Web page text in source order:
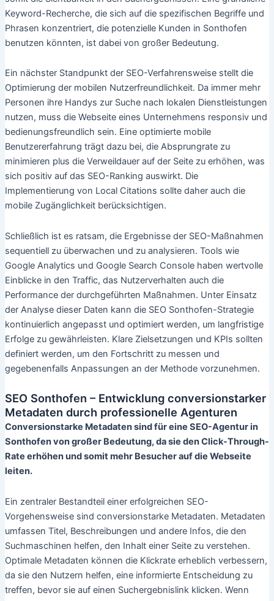
Keyword-Recherche, die sich auf die spezifischen Begriffe und
Phrasen konzentriert, die potenzielle Kunden in Sonthofen
benutzen könnten, ist dabei von großer Bedeutung.
Ein nächster Standpunkt der SEO-Verfahrensweise stellt die
Optimierung der mobilen Nutzerfreundlichkeit. Da immer mehr
Personen ihre Handys zur Suche nach lokalen Dienstleistungen
nutzen, muss die Webseite eines Unternehmens responsiv und
bedienungsfreundlich sein. Eine optimierte mobile
Benutzererfahrung trägt dazu bei, die Absprungrate zu
minimieren plus die Verweildauer auf der Seite zu erhöhen, was
sich positiv auf das SEO-Ranking auswirkt. Die
Implementierung von Local Citations sollte daher auch die
mobile Zugänglichkeit berücksichtigen.
Schließlich ist es ratsam, die Ergebnisse der SEO-Maßnahmen
sequentiell zu überwachen und zu analysieren. Tools wie
Google Analytics und Google Search Console haben wertvolle
Einblicke in den Traffic, das Nutzerverhalten auch die
Performance der durchgeführten Maßnahmen. Unter Einsatz
der Analyse dieser Daten kann die SEO Sonthofen-Strategie
kontinuierlich angepasst und optimiert werden, um langfristige
Erfolge zu gewährleisten. Klare Zielsetzungen und KPIs sollten
definiert werden, um den Fortschritt zu messen und
gegebenenfalls Anpassungen an der Methode vorzunehmen.
SEO Sonthofen – Entwicklung conversionstarker
Metadaten durch professionelle Agenturen
Conversionstarke Metadaten sind für eine SEO-Agentur in
Sonthofen von großer Bedeutung, da sie den Click-Through-
Rate erhöhen und somit mehr Besucher auf die Webseite
leiten.
Ein zentraler Bestandteil einer erfolgreichen SEO-
Vorgehensweise sind conversionstarke Metadaten. Metadaten
umfassen Titel, Beschreibungen und andere Infos, die den
Suchmaschinen helfen, den Inhalt einer Seite zu verstehen.
Optimale Metadaten können die Klickrate erheblich verbessern,
da sie den Nutzern helfen, eine informierte Entscheidung zu
treffen, bevor sie auf einen Suchergebnislink klicken. Wenn